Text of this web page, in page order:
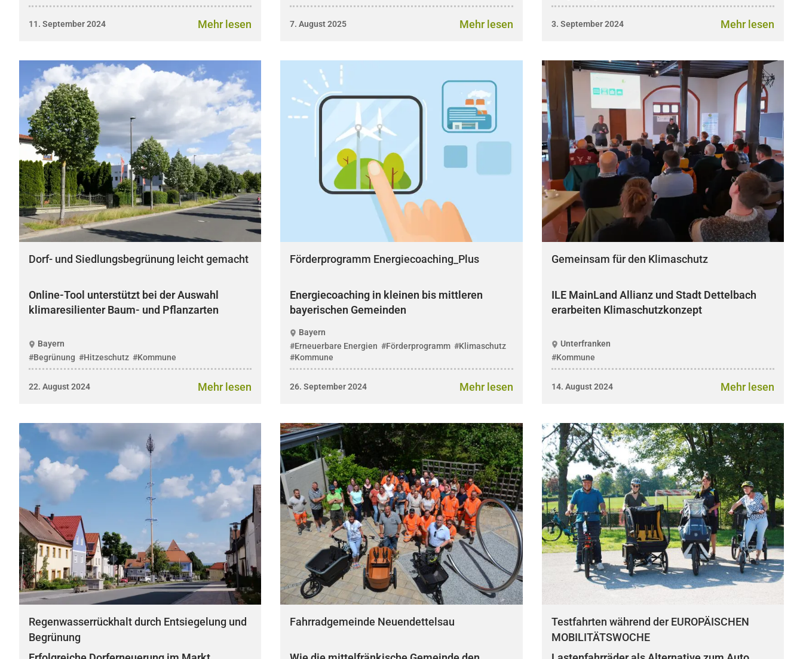
11. September 2024 Mehr lesen 7. August 2025 Mehr lesen 3. September 2024 Mehr lesen
Dorf- und Siedlungsbegrünung leicht gemacht
Online-Tool unterstützt bei der Auswahl
klimaresilienter Baum- und Pflanzarten
Bayern
#Begrünung #Hitzeschutz #Kommune
22. August 2024 Mehr lesen
Förderprogramm Energiecoaching_Plus
Energiecoaching in kleinen bis mittleren
bayerischen Gemeinden
Bayern
#Erneuerbare Energien #Förderprogramm #Klimaschutz
#Kommune
26. September 2024 Mehr lesen
Gemeinsam für den Klimaschutz
ILE MainLand Allianz und Stadt Dettelbach
erarbeiten Klimaschutzkonzept
Unterfranken
#Kommune
14. August 2024 Mehr lesen
Regenwasserrückhalt durch Entsiegelung und
Begrünung
Fahrradgemeinde Neuendettelsau
Testfahrten während der EUROPÄISCHEN
MOBILITÄTSWOCHE